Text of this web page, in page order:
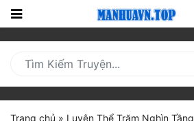
Trang chủ » Luyện Thể Trăm Nghìn Tầng